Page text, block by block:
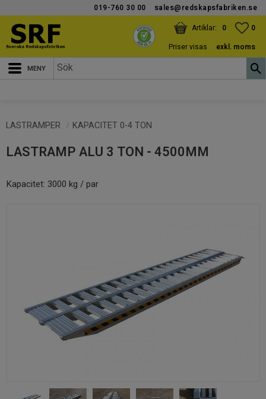
Meny
019-760 30 00 sales@redskapsfabriken.se
0
KUNDVAGN
ANTAL PRODUKTER:
0
Priser visas
exkl. moms
LASTRAMPER KAPACITET 0-4 TON
LASTRAMP ALU 3 TON - 4500MM
Kapacitet: 3000 kg / par